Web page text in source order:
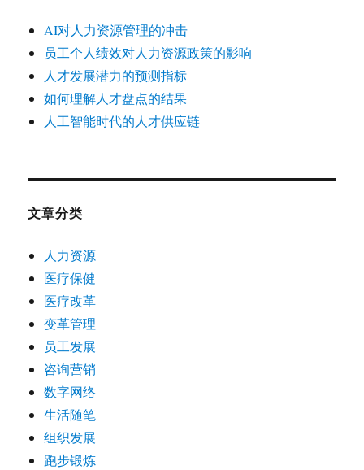
AI对人力资源管理的冲击
员工个人绩效对人力资源政策的影响
人才发展潜力的预测指标
如何理解人才盘点的结果
人工智能时代的人才供应链
文章分类
人力资源
医疗保健
医疗改革
变革管理
员工发展
咨询营销
数字网络
生活随笔
组织发展
跑步锻炼